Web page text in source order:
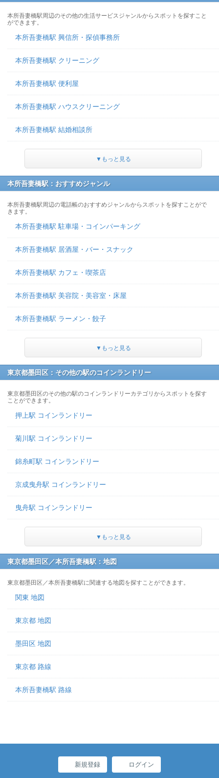
本所吾妻橋駅周辺のその他の生活サービスジャンルからスポットを探すこと
ができます。
本所吾妻橋駅 興信所・探偵事務所
本所吾妻橋駅 クリーニング
本所吾妻橋駅 便利屋
本所吾妻橋駅 ハウスクリーニング
本所吾妻橋駅 結婚相談所
▼もっと見る
本所吾妻橋駅：おすすめジャンル
本所吾妻橋駅周辺の電話帳のおすすめジャンルからスポットを探すことがで
きます。
本所吾妻橋駅 駐車場・コインパーキング
本所吾妻橋駅 居酒屋・バー・スナック
本所吾妻橋駅 カフェ・喫茶店
本所吾妻橋駅 美容院・美容室・床屋
本所吾妻橋駅 ラーメン・餃子
▼もっと見る
東京都墨田区：その他の駅のコインランドリー
東京都墨田区のその他の駅のコインランドリーカテゴリからスポットを探す
ことができます。
押上駅 コインランドリー
菊川駅 コインランドリー
錦糸町駅 コインランドリー
京成曳舟駅 コインランドリー
曳舟駅 コインランドリー
▼もっと見る
東京都墨田区／本所吾妻橋駅：地図
東京都墨田区／本所吾妻橋駅に関連する地図を探すことができます。
関東 地図
東京都 地図
墨田区 地図
東京都 路線
本所吾妻橋駅 路線
新規登録 ログイン